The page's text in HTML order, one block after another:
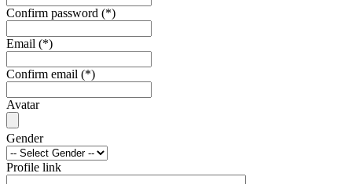
Confirm password (*)
Email (*)
Confirm email (*)
Avatar
Gender
Profile link